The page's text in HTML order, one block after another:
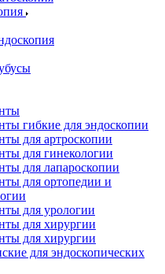
гибкие для эндоскопии
для артроскопии
для гинекологии
для лапароскопии
для ортопедии и
для урологии
для хирургии
для хирургии
для эндоскопических